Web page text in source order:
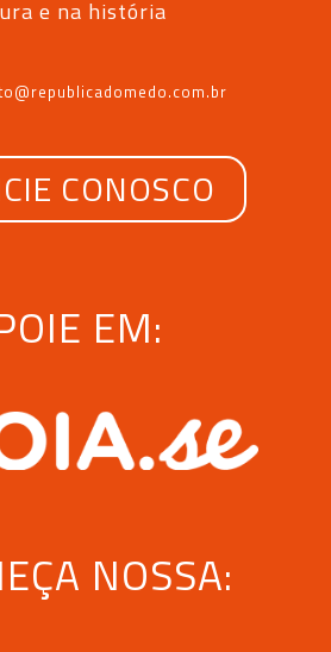
e na história
CONOSCO
EM:
NOSSA: